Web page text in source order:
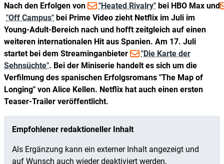
Nach den Erfolgen von "Heated Rivalry" bei HBO Max und
"Off Campus" bei Prime Video zieht Netflix im Juli im
Young-Adult-Bereich nach und hofft zeitgleich auf einen
weiteren internationalen Hit aus Spanien. Am 17. Juli
startet bei dem Streaminganbieter
"Die Karte der
Sehnsüchte". Bei der Miniserie handelt es sich um die
Verfilmung des spanischen Erfolgsromans "The Map of
Longing" von Alice Kellen. Netflix hat auch einen ersten
Teaser-Trailer veröffentlicht.